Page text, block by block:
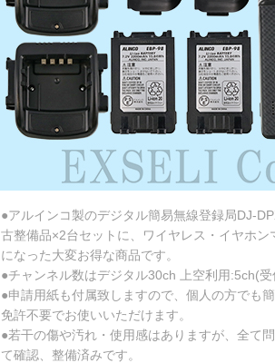
●アルインコ製のデジタル簡易無線登録局DJ-
古整備品×2台セットに、ワイヤレス・イヤホン
になった大変お得な商品です。
●チャンネル数はデジタル30ch 上空利用:5ch(受
●申請用紙も付属致しますので、個人の方でも
免許不要でお使いいただけます。
●若干の傷や汚れ・使用感はありますが、全て
て確認、整備済みです。